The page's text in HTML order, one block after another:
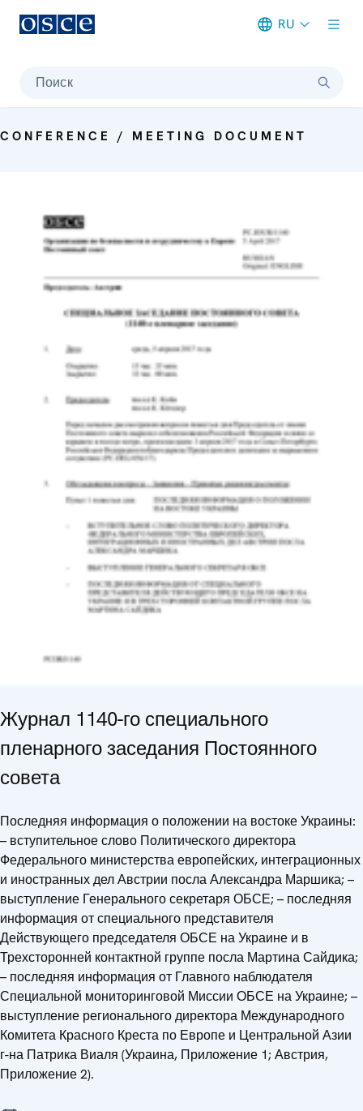
RU
Поиск
CONFERENCE / MEETING DOCUMENT
Журнал 1140-го специального
пленарного заседания Постоянного
совета
Последняя информация о положении на востоке Украины:
– вступительное слово Политического директора
Федерального министерства европейских, интеграционных
и иностранных дел Австрии посла Александра Маршика; –
выступление Генерального секретаря ОБСЕ; – последняя
информация от специального представителя
Действующего председателя ОБСЕ на Украине и в
Трехсторонней контактной группе посла Мартина Сайдика;
– последняя информация от Главного наблюдателя
Специальной мониторинговой Миссии ОБСЕ на Украине; –
выступление регионального директора Международного
Комитета Красного Креста по Европе и Центральной Азии
г-на Патрика Виаля (Украина, Приложение 1; Австрия,
Приложение 2).